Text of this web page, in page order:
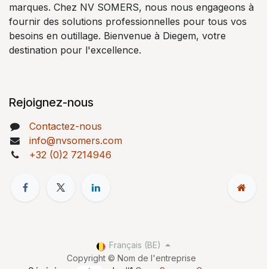
marques. Chez NV SOMERS, nous nous engageons à
fournir des solutions professionnelles pour tous vos
besoins en outillage. Bienvenue à Diegem, votre
destination pour l'excellence.
Rejoignez-nous
Contactez-nous
info@nvsomers.com
+32 (0)2 7214946
Copyright © Nom de l'entreprise
Français (BE)